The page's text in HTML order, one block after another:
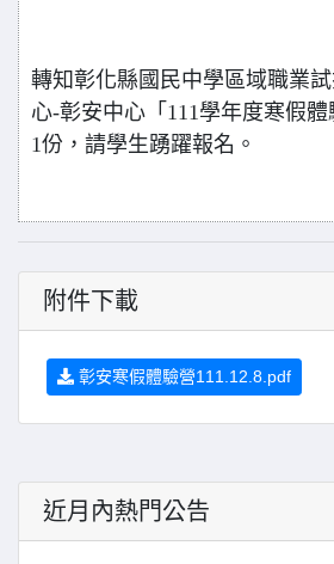
轉知彰化縣國民中學區域職業
心-彰安中心「111學年度寒假體
1份，請學生踴躍報名。
附件下載
彰安寒假體驗營111.12.8.pdf
近月內熱門公告